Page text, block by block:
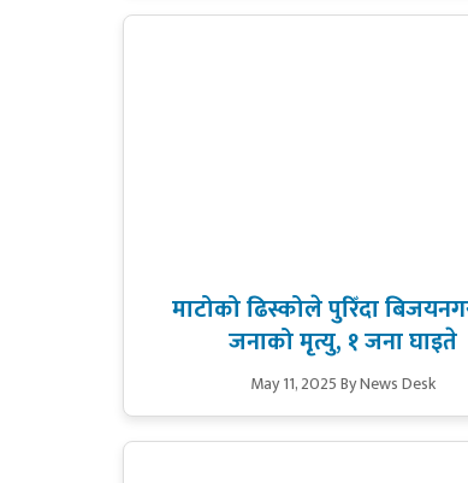
माटोको ढिस्कोले पुरिँदा
जनाको मृत्यु, १ जना घाइते
May 11, 2025By News Desk